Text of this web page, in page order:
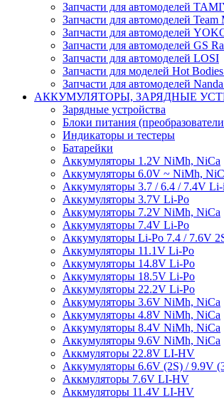
Запчасти для автомоделей
Запчасти для автомоделей Team
Запчасти для автомоделей
Запчасти для автомоделей GS
Запчасти для автомоделей LOSI
Запчасти для моделей Hot
Запчасти для автомоделей
АККУМУЛЯТОРЫ, ЗАРЯДНЫЕ
Зарядные устройства
Блоки питания
Индикаторы и тестеры
Батарейки
Аккумуляторы 1.2V NiMh, NiCa
Аккумуляторы 6.0V ~ NiMh,
Аккумуляторы 3.7 / 6.4 / 7.4V Li-
Аккумуляторы 3.7V Li-Po
Аккумуляторы 7.2V NiMh, NiCa
Аккумуляторы 7.4V Li-Po
Аккумуляторы Li-Po 7.4 / 7.6V
Аккумуляторы 11.1V Li-Po
Аккумуляторы 14.8V Li-Po
Аккумуляторы 18.5V Li-Po
Аккумуляторы 22.2V Li-Po
Аккумуляторы 3.6V NiMh, NiCa
Аккумуляторы 4.8V NiMh, NiCa
Аккумуляторы 8.4V NiMh, NiCa
Аккумуляторы 9.6V NiMh, NiCa
Аккмуляторы 22.8V LI-HV
Аккумуляторы 6.6V (2S) / 9.9V
Аккмуляторы 7.6V LI-HV
Аккмуляторы 11.4V LI-HV